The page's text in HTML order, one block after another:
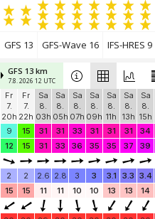
GFS 13 GFS-Wave 16 IFS-HRES 9
GFS 13 km
7.8. 2026 12 UTC
Fr
7.
20h
Fr
7.
22h
Sa
8.
03h
Sa
8.
05h
Sa
8.
07h
Sa
8.
09h
Sa
8.
11h
Sa
8.
13h
Sa
8.
15h
9
15 31 31 33 31 31 31 34
12
15 31 33 36 35 35 37 39
2 2 2.6 2.8 3 3 3.1 3.3 3.4
15
15 11 11 10 10 13 13 14